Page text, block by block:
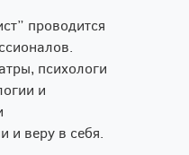
проводится
психологи
и
и веру в себя.